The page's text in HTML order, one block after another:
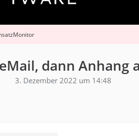
dann Anhang
3. Dezember 2022 um 14:48